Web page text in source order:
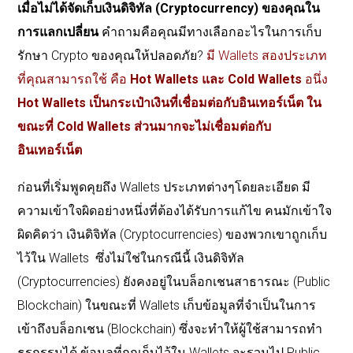
เมื่อไม่ได้จัดเก็บเงินดิจิทัล (Cryptocurrency) ของคุณใน
การแลกเปลี่ยนคำถามคือคุณมีทางเลือกอะไรในการเก็บ
รักษา Crypto ของคุณให้ปลอดภัย? มี Wallets สองประเภท
ที่คุณสามารถใช้ คือ Hot Wallets และ Cold Wallets อนึ่ง
Hot Wallets เป็นกระเป๋าเงินที่เชื่อมต่อกับอินเทอร์เน็ต ใน
ขณะที่ Cold Wallets ส่วนมากจะไม่เชื่อมต่อกับ
อินเทอร์เน็ต
ก่อนที่เริ่มพูดคุยถึง Wallets ประเภทต่างๆโดยละเอียด มี
ความเข้าใจผิดอย่างหนึ่งที่ต้องได้รับการแก้ไข คนมักเข้าใจ
ผิดคิดว่า เงินดิจิทัล (Cryptocurrencies) ของพวกเขาถูกเก็บ
ไว้ใน Wallets ซึ่งไม่ใช่ในกรณีนี้ เงินดิจิทัล
(Cryptocurrencies) ยังคงอยู่ในบล็อกเชนสาธารณะ (Public
Blockchain) ในขณะที่ Wallets เก็บข้อมูลที่จำเป็นในการ
เข้าถึงบล็อกเชน (Blockchain) ซึ่งจะทำให้ผู้ใช้สามารถทำ